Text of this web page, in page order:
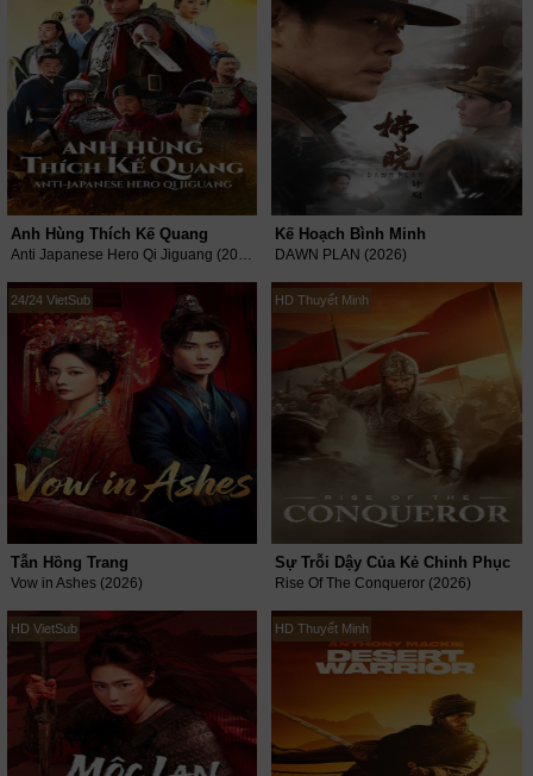
Anh Hùng Thích Kế Quang
Anti Japanese Hero Qi Jiguang (2015)
Kế Hoạch Bình Minh
DAWN PLAN (2026)
24/24 VietSub
Tẫn Hồng Trang
Vow in Ashes (2026)
HD Thuyết Minh
Sự Trỗi Dậy Của Kẻ Chinh Phục
Rise Of The Conqueror (2026)
HD VietSub HD Thuyết Minh